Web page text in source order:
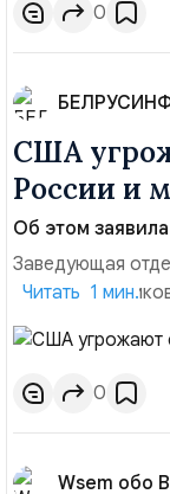
0
США
России и
Об этом
Заведующая
лидера
совместных с
обманчивую
о собственном
Читать 1 мин.
0
Wsem обо